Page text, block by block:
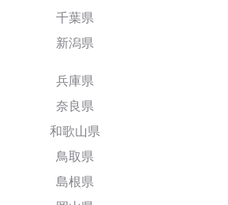
千葉県
新潟県
兵庫県
奈良県
和歌山県
鳥取県
島根県